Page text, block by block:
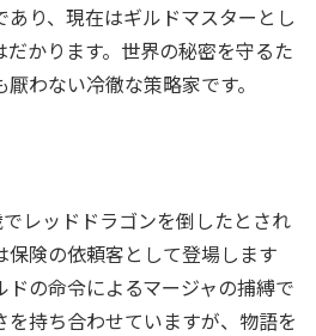
り、現在はギルドマスターとし
かります。世界の秘密を守るた
わない冷徹な策略家です。
レッドドラゴンを倒したとされ
保険の依頼客として登場します
の命令によるマージャの捕縛で
を持ち合わせていますが、物語を